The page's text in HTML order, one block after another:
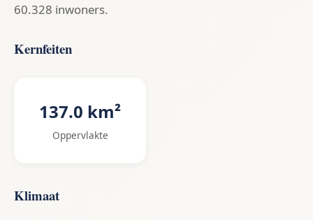
60.328 inwoners.
Kernfeiten
137.0 km²
Oppervlakte
Klimaat